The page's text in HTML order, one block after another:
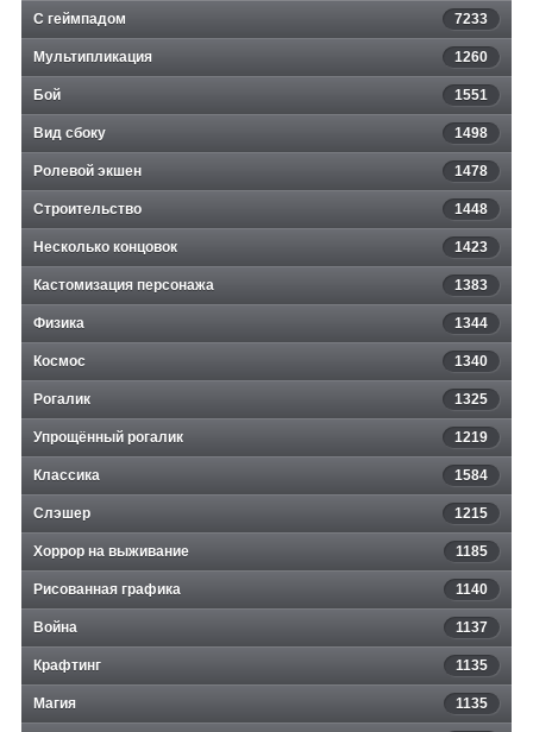
С геймпадом 7233
Мультипликация 1260
Бой 1551
Вид сбоку 1498
Ролевой экшен 1478
Строительство 1448
Несколько концовок 1423
Кастомизация персонажа 1383
Физика 1344
Космос 1340
Рогалик 1325
Упрощённый рогалик 1219
Классика 1584
Слэшер 1215
Хоррор на выживание 1185
Рисованная графика 1140
Война 1137
Крафтинг 1135
Магия 1135